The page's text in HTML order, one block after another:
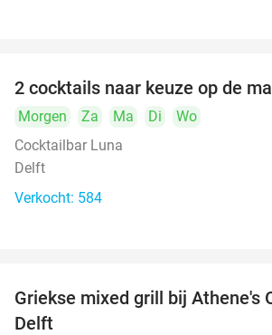
2 cocktails naar keuze op de
Morgen Za Ma Di
Wo
Cocktailbar Luna
Delft
Verkocht: 584
Griekse mixed grill bij Athene's
Delft